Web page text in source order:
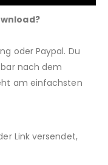
oder Paypal. Du
nach dem
am einfachsten
Link versendet,